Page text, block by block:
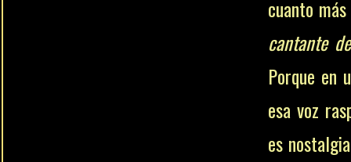
cuanto
cantante
Porque en
esa voz
es